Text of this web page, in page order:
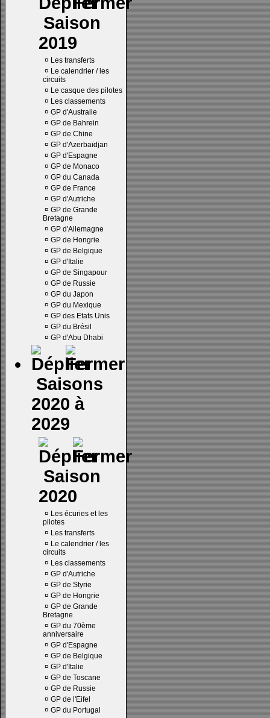
Saison
2019
¤ Les transferts
¤ Le calendrier / les
circuits
¤ Le casque des pilotes
¤ Les classements
¤ GP d'Australie
¤ GP de Bahrein
¤ GP de Chine
¤ GP d'Azerbaïdjan
¤ GP d'Espagne
¤ GP de Monaco
¤ GP du Canada
¤ GP de France
¤ GP d'Autriche
¤ GP de Grande
Bretagne
¤ GP d'Allemagne
¤ GP de Hongrie
¤ GP de Belgique
¤ GP d'Italie
¤ GP de Singapour
¤ GP de Russie
¤ GP du Japon
¤ GP du Mexique
¤ GP des Etats Unis
¤ GP du Brésil
¤ GP d'Abu Dhabi
Saisons
2020 à
2029
Saison
2020
¤ Les écuries et les
pilotes
¤ Les transferts
¤ Le calendrier / les
circuits
¤ Les classements
¤ GP d'Autriche
¤ GP de Styrie
¤ GP de Hongrie
¤ GP de Grande
Bretagne
¤ GP du 70ème
anniversaire
¤ GP d'Espagne
¤ GP de Belgique
¤ GP d'Italie
¤ GP de Toscane
¤ GP de Russie
¤ GP de l'Eifel
¤ GP du Portugal